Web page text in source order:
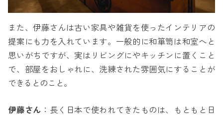
また、伊藤さんは古い家具や雑貨を使ったインテリアの
提案にも力を入れています。一般的に和箪笥は和室へと
思いがちですが、実はリビングにやキッチンに置くこと
で、部屋をおしゃれに、洗練された雰囲気にすることが
できるとのこと。
伊藤さん ：長く日本で使われてきたものは、もともと日